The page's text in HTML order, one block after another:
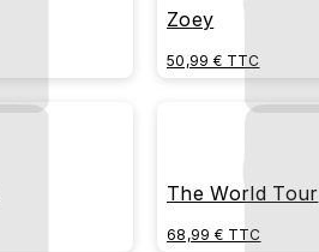
Zoey
50,99 € TTC
The World Tour
68,99 € TTC